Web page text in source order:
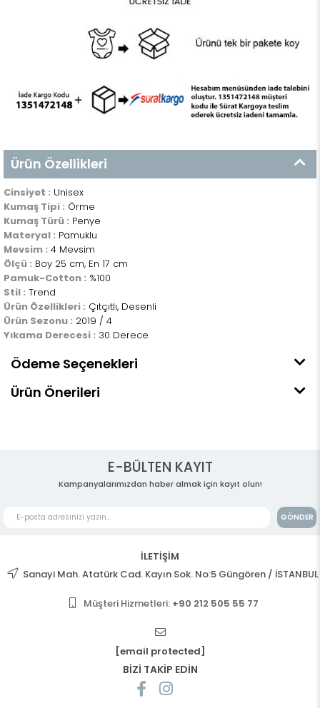
Ürün Özellikleri
Cinsiyet : Unisex
Kumaş Tipi : Örme
Kumaş Türü : Penye
Materyal : Pamuklu
Mevsim : 4 Mevsim
Ölçü : Boy 25 cm, En 17 cm
Pamuk-Cotton : %100
Stil : Trend
Ürün Özellikleri : Çıtçıtlı, Desenli
Ürün Sezonu : 2019 / 4
Yıkama Derecesi : 30 Derece
Ödeme Seçenekleri
Ürün Önerileri
E-BÜLTEN KAYIT
Kampanyalarımızdan haber almak için kayıt olun!
GÖNDER
İLETİŞİM
Sanayi Mah. Atatürk Cad. Kayın Sok. No:5 Güngören / İSTANBUL
Müşteri Hizmetleri: +90 212 505 55 77
[email protected]
BİZİ TAKİP EDİN